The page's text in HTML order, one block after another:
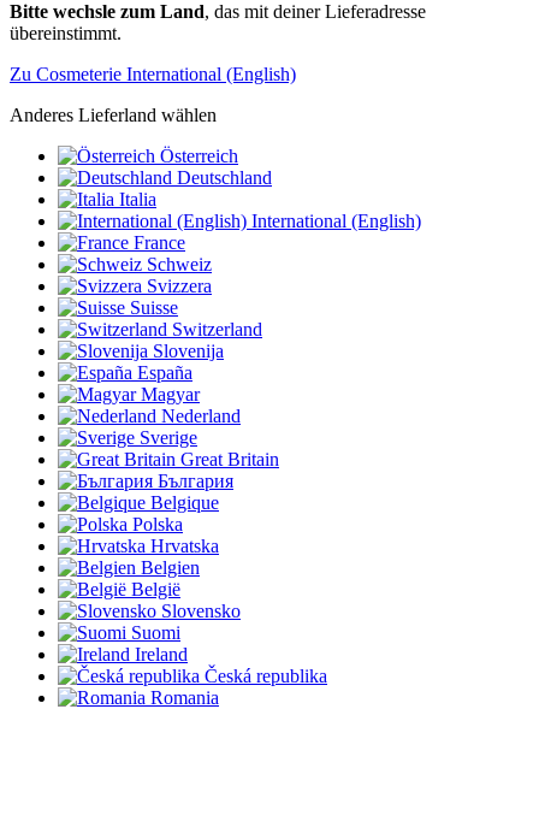
Bitte wechsle zum Land, das mit deiner Lieferadresse
übereinstimmt.
Zu Cosmeterie International (English)
Anderes Lieferland wählen
Österreich
Deutschland
Italia
International (English)
France
Schweiz
Svizzera
Suisse
Switzerland
Slovenija
España
Magyar
Nederland
Sverige
Great Britain
България
Belgique
Polska
Hrvatska
Belgien
België
Slovensko
Suomi
Ireland
Česká republika
Romania